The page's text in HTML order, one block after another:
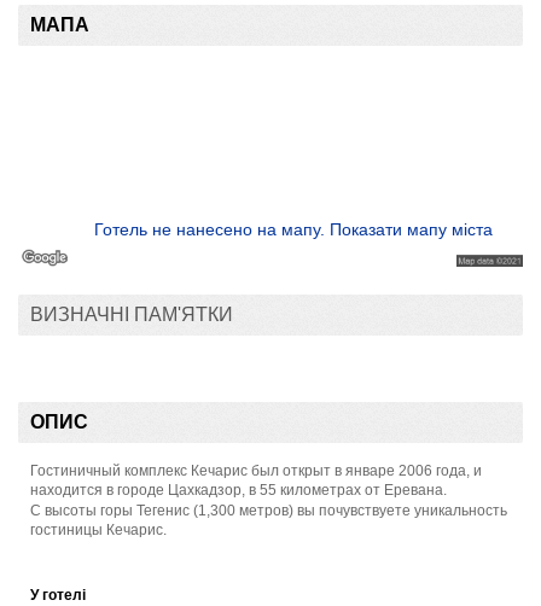
МАПА
Готель не нанесено на мапу. Показати мапу міста
ВИЗНАЧНІ ПАМ'ЯТКИ
ОПИС
Гостиничный комплекс Кечарис был открыт в январе 2006 года, и
находится в городе Цахкадзор, в 55 километрах от Еревана.
С высоты горы Тегенис (1,300 метров) вы почувствуете уникальность
гостиницы Кечарис.
У готелі